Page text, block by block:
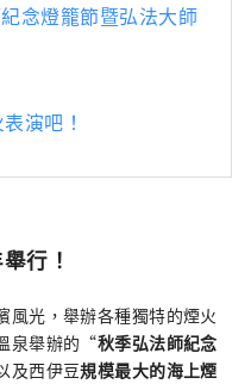
網站。
念燈籠節暨弘法大師
演吧！
行！
風光，舉辦各種獨特的煙火
泉舉辦的“秋季弘法師紀念
及西伊豆規模最大的海上煙